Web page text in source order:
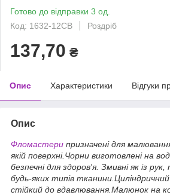
Готово до відправки 3 од.
Код: 1632-12CB
Роздріб
137,70 ₴
Опис Характеристики Відгуки
Опис
Фломастери призначені для
якій поверхні.Чорни виготовлені на
безпечні для здоров'я. Змивні як із
будь-яких типів
стійкий до вдавлювання.Малюнок на